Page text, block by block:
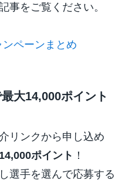
事をご覧ください。
ペーンまとめ
大14,000ポイント
リンクから申し込め
ポイント ！
選手を選んで応募する